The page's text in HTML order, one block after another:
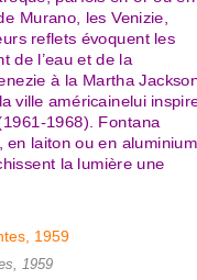
Murano, les Venizie
reflets évoquent les
de l’eau et de la
à la Martha
ville américainelui
-1968). Fontana
en laiton ou en
la lumière une
1959